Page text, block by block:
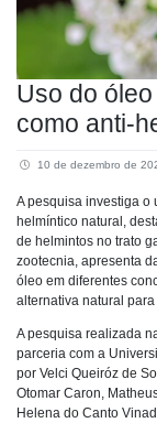
Uso do
como anti-
10 de dezembro de
A pesquisa investiga o
helmíntico natural,
de helmintos no trato
zootecnia, apresenta
óleo em diferentes
alternativa natural
A pesquisa realizada
parceria com a
por Velci Queiróz de
Otomar Caron,
Helena do Canto